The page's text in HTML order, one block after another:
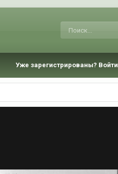
Уже зарегистрированы? Войти